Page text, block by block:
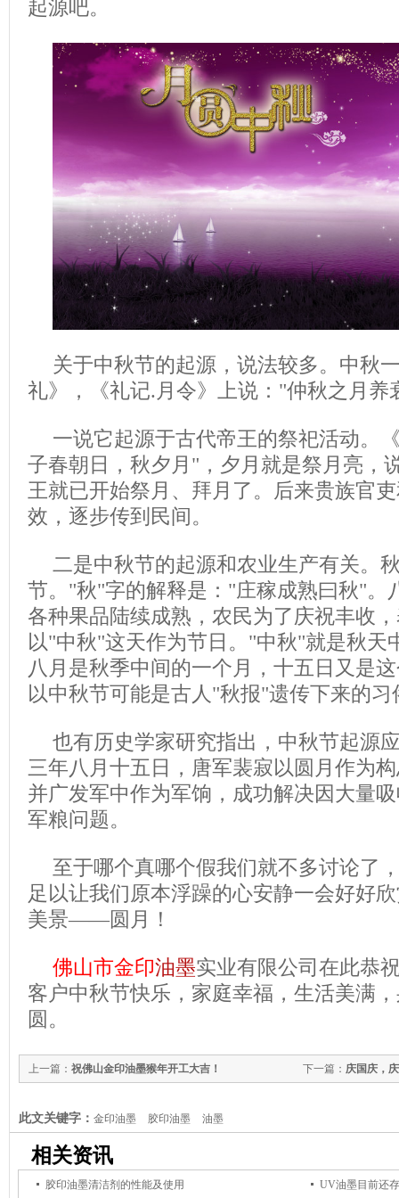
起源吧。
关于中秋节的起源，说法较多。中秋
礼》，《礼记.月令》上说："仲秋之月养
一说它起源于古代帝王的祭祀活动。
子春朝日，秋夕月"，夕月就是祭月亮，
王就已开始祭月、拜月了。后来贵族官
效，逐步传到民间。
二是中秋节的起源和农业生产有关。
节。"秋"字的解释是："庄稼成熟曰秋"。
各种果品陆续成熟，农民为了庆祝丰收
以"中秋"这天作为节日。 "中秋"就是秋天
八月是秋季中间的一个月，十五日又是
以中秋节可能是古人"秋报"遗传下来的习
也有历史学家研究指出，中秋节起源
三年八月十五日，唐军裴寂以圆月作为
并广发军中作为军饷，成功解决因大量
军粮问题。
至于哪个真哪个假我们就不多讨论了
足以让我们原本浮躁的心安静一会好好
美景——圆月！
佛山市金印油墨实业有限公司在此恭
客户中秋节快乐，家庭幸福，生活美满
圆。
下一篇： 庆国庆，
上一篇： 祝佛山金印油墨猴年开工大吉！
此文关键字： 金印油墨 胶印油墨 油墨
相关资讯
胶印油墨清洁剂的性能及使用 UV油墨目前还